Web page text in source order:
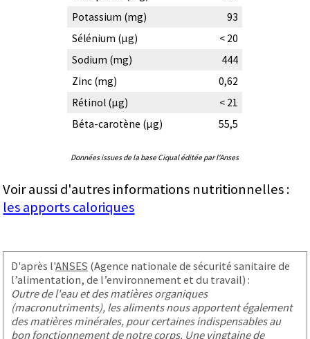
Potassium (mg)
93
Sélénium (µg)
< 20
Sodium (mg)
444
Zinc (mg)
0,62
Rétinol (µg)
< 21
Béta-carotène (µg)
55,5
Données issues de la base Ciqual éditée par l'Anses
Voir aussi d'autres informations nutritionnelles :
les apports caloriques
D'après l'ANSES (Agence nationale de sécurité sanitaire de
l’alimentation, de l’environnement et du travail) :
Outre de l'eau et des matières organiques
(macronutriments), les aliments nous apportent également
des matières minérales, pour certaines indispensables au
bon fonctionnement de notre corps. Une vingtaine de